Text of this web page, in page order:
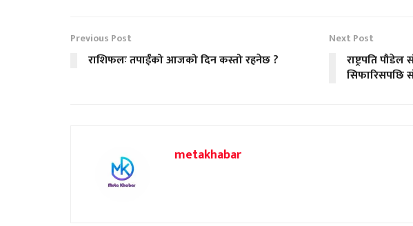
Previous Post
राशिफलः तपाईंको आजको दिन कस्तो रहनेछ ?
Next Post
राष्ट्रपति
सिफारिसपछि
metakhabar